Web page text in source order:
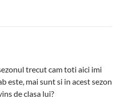
trecut cam toti aici imi
este, mai sunt si in acest sezon
de clasa lui?